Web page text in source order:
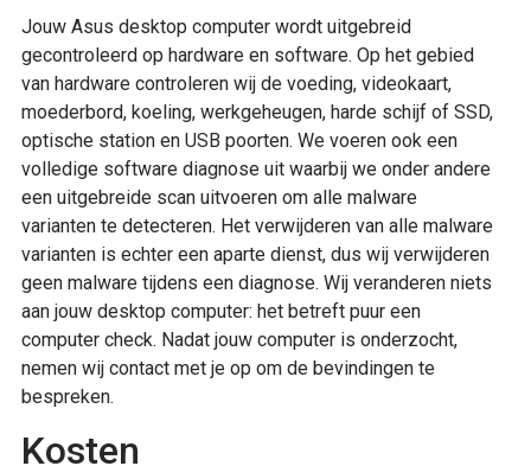
Jouw Asus desktop computer wordt uitgebreid
gecontroleerd op hardware en software. Op het gebied
van hardware controleren wij de voeding, videokaart,
moederbord, koeling, werkgeheugen, harde schijf of SSD,
optische station en USB poorten. We voeren ook een
volledige software diagnose uit waarbij we onder andere
een uitgebreide scan uitvoeren om alle malware
varianten te detecteren. Het verwijderen van alle malware
varianten is echter een aparte dienst, dus wij verwijderen
geen malware tijdens een diagnose. Wij veranderen niets
aan jouw desktop computer: het betreft puur een
computer check. Nadat jouw computer is onderzocht,
nemen wij contact met je op om de bevindingen te
bespreken.
Kosten